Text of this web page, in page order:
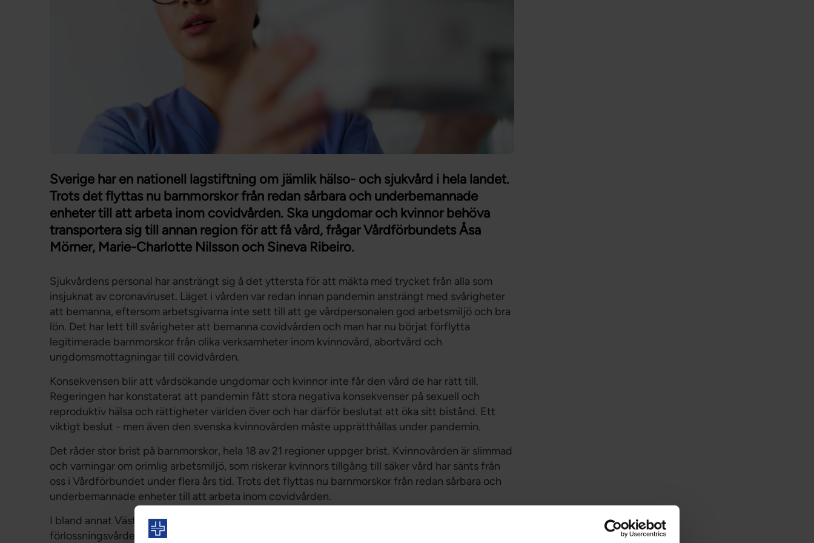
Sverige har en nationell lagstiftning om jämlik hälso- och sjukvård i hela landet.
Trots det flyttas nu barnmorskor från redan sårbara och underbemannade
enheter till att arbeta inom covidvården. Ska ungdomar och kvinnor behöva
transportera sig till annan region för att få vård, frågar Vårdförbundets Åsa
Mörner, Marie-Charlotte Nilsson och Sineva Ribeiro.
Sjukvårdens personal har ansträngt sig å det yttersta för att mäkta med trycket från alla som
insjuknat av coronaviruset. Läget i vården var redan innan pandemin ansträngt med svårigheter
att bemanna, eftersom arbetsgivarna inte sett till att ge vårdpersonalen god arbetsmiljö och bra
lön. Det har lett till svårigheter att bemanna covidvården och man har nu börjat förflytta
legitimerade barnmorskor från olika verksamheter inom kvinnovård, abortvård och
ungdomsmottagningar till covidvården.
Konsekvensen blir att vårdsökande ungdomar och kvinnor inte får den vård de har rätt till.
Regeringen har konstaterat att pandemin fått stora negativa konsekvenser på sexuell och
reproduktiv hälsa och rättigheter världen över och har därför beslutat att öka sitt bistånd. Ett
viktigt beslut - men även den svenska kvinnovården måste upprätthållas under pandemin.
Det råder stor brist på barnmorskor, hela 18 av 21 regioner uppger brist. Kvinnovården är slimmad
och varningar om orimlig arbetsmiljö, som riskerar kvinnors tillgång till säker vård har sänts från
oss i Vårdförbundet under flera års tid. Trots det flyttas nu barnmorskor från redan sårbara och
underbemannade enheter till att arbeta inom covidvården.
I bland annat Västra Götalandsregionen flyttas barnmorskor till covidvården från
förlossningsvården och samma region flyttar även barnmorskor från ungdomsmottagningar till